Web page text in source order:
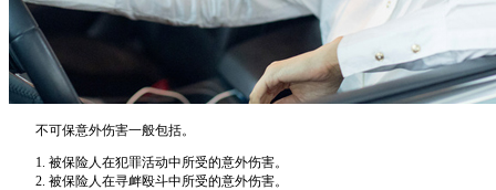
不可保意外伤害一般包括。
1. 被保险人在犯罪活动中所受的意外伤害。
2. 被保险人在寻衅殴斗中所受的意外伤害。